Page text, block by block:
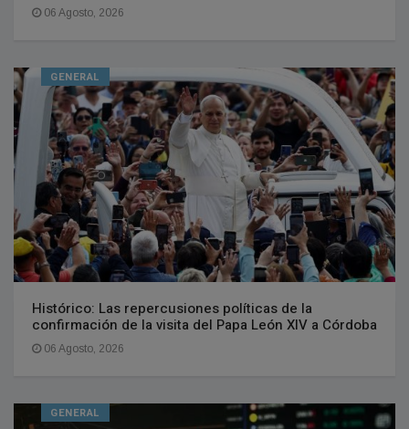
06 Agosto, 2026
GENERAL
Histórico: Las repercusiones políticas de la
confirmación de la visita del Papa León XIV a Córdoba
06 Agosto, 2026
GENERAL